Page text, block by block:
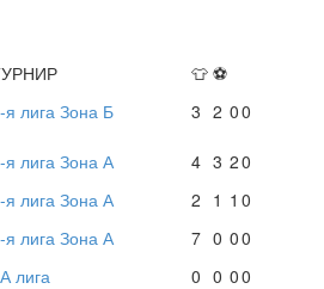
👕 ⚽
я лига Зона Б 3 2 00
я лига Зона А 4 3 20
я лига Зона А 2 1 1 0
я лига Зона А 7 0 00
лига 0 0 00